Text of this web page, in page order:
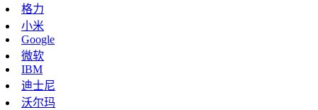
格力
小米
Google
微软
IBM
迪士尼
沃尔玛